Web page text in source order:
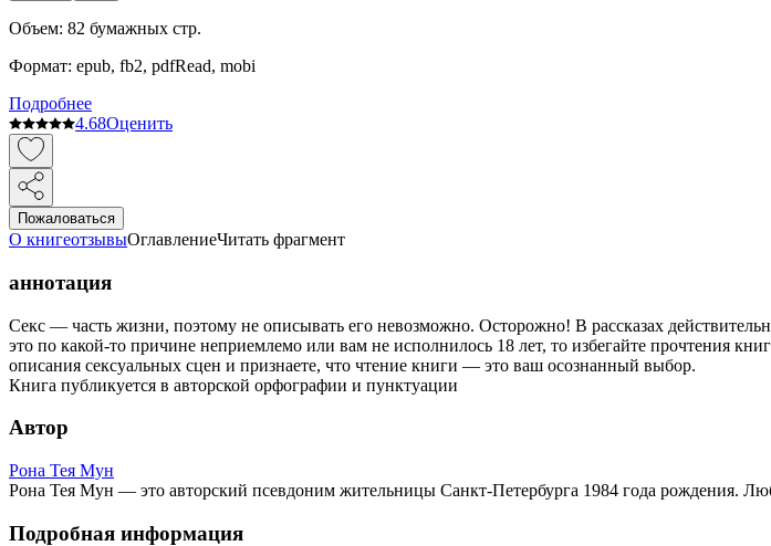
Объем: 82 бумажных стр.
Формат: epub, fb2, pdfRead, mobi
Подробнее
4.68Оценить
Пожаловаться
О книгеотзывыОглавлениеЧитать фрагмент
аннотация
Секс — часть жизни, поэтому не описывать его невозможно. Осторожно! В рассказах
это по какой-то причине неприемлемо или вам не исполнилось 18 лет, то избегайте прочтения
описания сексуальных сцен и признаете, что чтение книги — это ваш осознанный выбор.
Книга публикуется в авторской орфографии и пунктуации
Автор
Рона Тея Мун
Рона Тея Мун — это авторский псевдоним жительницы Санкт-Петербурга 1984 года рождения.
Подробная информация